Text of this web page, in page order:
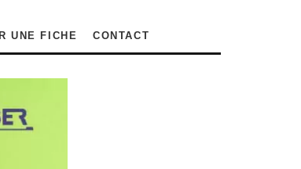
UNE FICHE CONTACT